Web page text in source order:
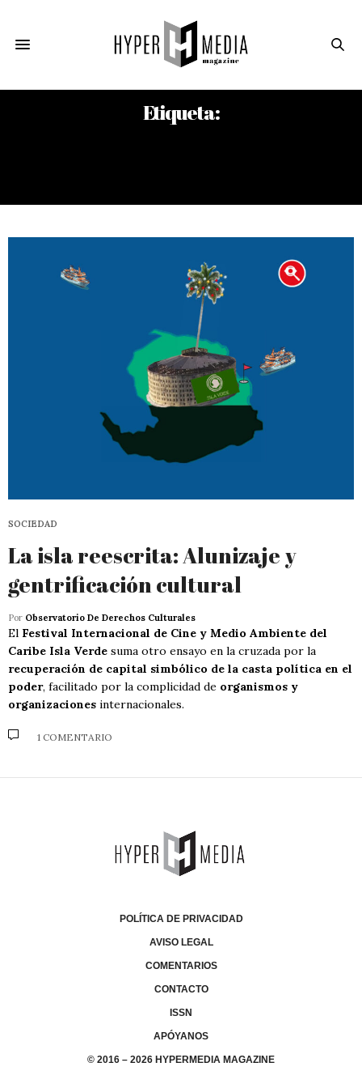
Etiqueta:
SOCIEDAD
La isla reescrita: Alunizaje y
gentrificación cultural
Por Observatorio De Derechos Culturales
El Festival Internacional de Cine y Medio Ambiente del
Caribe Isla Verde suma otro ensayo en la cruzada por la
recuperación de capital simbólico de la casta política en el
poder, facilitado por la complicidad de organismos y
organizaciones internacionales.
1 COMENTARIO
POLÍTICA DE PRIVACIDAD
AVISO LEGAL
COMENTARIOS
CONTACTO
ISSN
APÓYANOS
© 2016 – 2026 HYPERMEDIA MAGAZINE